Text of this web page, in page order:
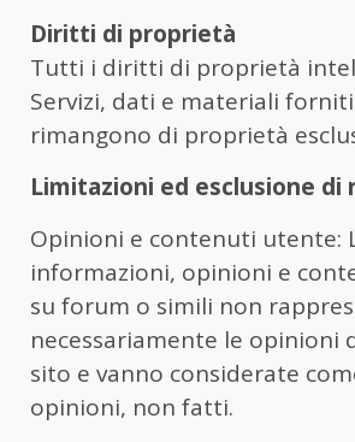
Diritti di proprietà
Tutti i diritti di proprietà
Servizi, dati e materiali
rimangono di proprietà
Limitazioni ed esclusione di
Opinioni e contenuti utente:
informazioni, opinioni e
su forum o simili non
necessariamente le opinioni
sito e vanno considerate
opinioni, non fatti.